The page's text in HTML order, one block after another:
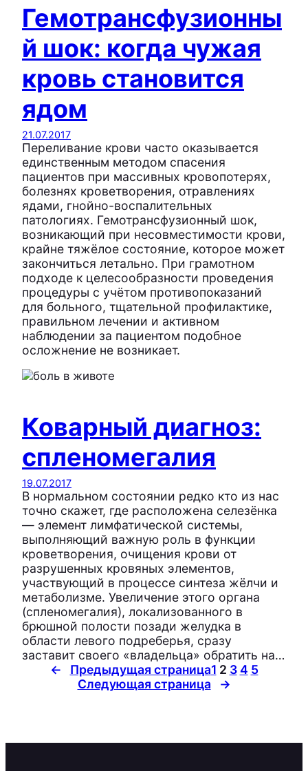
Гемотрансфузионны
й шок: когда чужая
кровь становится
ядом
21.07.2017
Переливание крови часто оказывается
единственным методом спасения
пациентов при массивных кровопотерях,
болезнях кроветворения, отравлениях
ядами, гнойно-воспалительных
патологиях. Гемотрансфузионный шок,
возникающий при несовместимости крови,
крайне тяжёлое состояние, которое может
закончиться летально. При грамотном
подходе к целесообразности проведения
процедуры с учётом противопоказаний
для больного, тщательной профилактике,
правильном лечении и активном
наблюдении за пациентом подобное
осложнение не возникает.
Коварный диагноз:
спленомегалия
19.07.2017
В нормальном состоянии редко кто из нас
точно скажет, где расположена селезёнка
— элемент лимфатической системы,
выполняющий важную роль в функции
кроветворения, очищения крови от
разрушенных кровяных элементов,
участвующий в процессе синтеза жёлчи и
метаболизме. Увеличение этого органа
(спленомегалия), локализованного в
брюшной полости позади желудка в
области левого подреберья, сразу
заставит своего «владельца» обратить на…
←
Предыдущая страница1 2 3 4 5
Следующая страница
→